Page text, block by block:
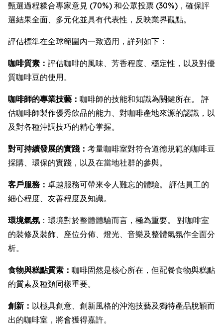
甄選過程糅合專家意見 (70%) 和公眾投票 (30%)，確保評
選結果全面、多元化並具有代表性，反映業界觀點。
評估標準在全球範圍內一致適用，詳列如下：
咖啡質素： 評估咖啡的風味、芳香程度、穩定性，以及對優
質咖啡豆的使用。
咖啡師的專業技藝： 咖啡師的技能和知識為關鍵所在。 評
估咖啡師製作優秀飲品的能力、對咖啡產地來源的認識，以
及對各種沖調技巧的精心掌握。
對可持續發展的實踐： 考量咖啡室對符合道德規範的咖啡豆
採購、環保的實踐，以及在當地社群的參與。
客戶服務： 卓越服務可帶來令人難忘的體驗。 評估員工的
細心程度、友善程度及知識。
環境氣氛 ：環境對於整體體驗而言，極為重要。 對咖啡室
的裝修及裝飾、座位分佈、燈光、音樂及整體氣氛作全面分
析。
食物與糕點質素： 咖啡固然是核心所在，但配餐食物與糕點
的質素及種類同樣重要。
創新： 以極具創意、創新風格的沖泡技藝及獨特產品脫穎而
出的咖啡室，將會獲得嘉許。